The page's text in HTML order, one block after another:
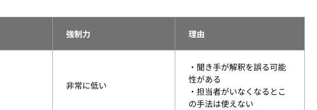
強制力 理由
非常に低い
・聞き手が解釈を誤る可能
性がある
・担当者がいなくなるとこ
の手法は使えない